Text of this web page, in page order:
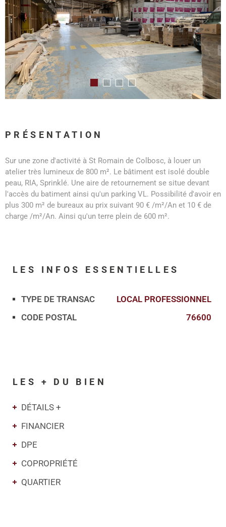
PRÉSENTATION
Sur une zone d'activité à St Romain de Colbosc, à louer un
atelier très lumineux de 800 m². Le bâtiment est isolé double
peau, RIA, Sprinklé. Une aire de retournement se situe devant
l'accès du batiment ainsi qu'un parking VL. Possibilité d'avoir en
plus 300 m² de bureaux au prix suivant 90 € /m²/An et 10 € de
charge /m²/An. Ainsi qu'un terre plein de 600 m².
LES INFOS ESSENTIELLES
Caractérisque Valeurs
TYPE DE TRANSAC
LOCAL PROFESSIONNEL
CODE POSTAL
76600
LES + DU BIEN
DÉTAILS +
FINANCIER
DPE
COPROPRIÉTÉ
QUARTIER